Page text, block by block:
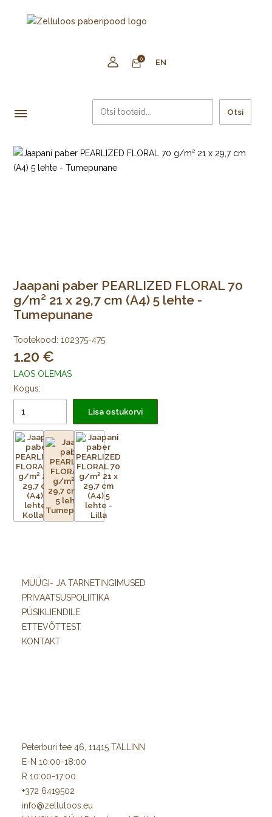
0 EN
Otsi
Jaapani paber PEARLIZED FLORAL 70
g/m² 21 x 29,7 cm (A4) 5 lehte -
Tumepunane
Tootekood: 102375-475
1.20
LAOS OLEMAS
Kogus:
Lisa ostukorvi
MÜÜGI- JA TARNETINGIMUSED
PRIVAATSUSPOLIITIKA
PÜSIKLIENDILE
ETTEVÕTTEST
KONTAKT
Peterburi tee 46, 11415 TALLINN
E-N 10:00-18:00
R 10:00-17:00
+372 6419502
info@zelluloos.eu